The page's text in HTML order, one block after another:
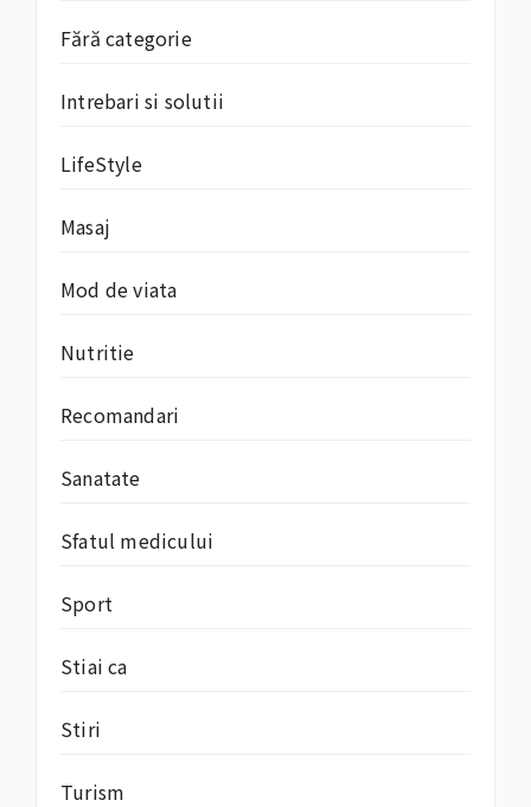
Fără categorie
Intrebari si solutii
LifeStyle
Masaj
Mod de viata
Nutritie
Recomandari
Sanatate
Sfatul medicului
Sport
Stiai ca
Stiri
Turism